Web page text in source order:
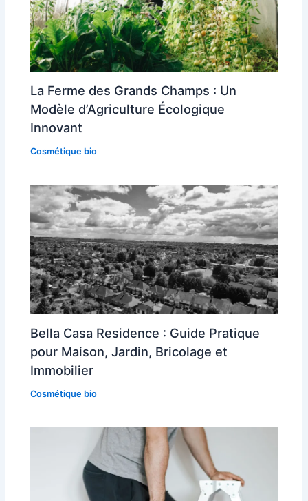
La Ferme des Grands Champs : Un
Modèle d’Agriculture Écologique
Innovant
Cosmétique bio
Bella Casa Residence : Guide Pratique
pour Maison, Jardin, Bricolage et
Immobilier
Cosmétique bio